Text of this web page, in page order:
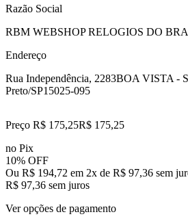
Razão Social
RBM WEBSHOP RELOGIOS DO
Endereço
Rua Independência, 2283BOA VISTA -
Preto/SP15025-095
Preço R$ 175,25R$ 175,25
no Pix
10% OFF
Ou R$ 194,72 em 2x de R$ 97,36 sem
R$ 97,36 sem juros
Ver opções de pagamento